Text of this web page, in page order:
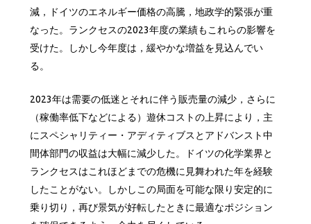
減，ドイツのエネルギー価格の高騰，地政学的緊張が重
なった。ランクセスの2023年度の業績もこれらの影響を
受けた。しかし今年度は，緩やかな増益を見込んでい
る。
2023年は需要の低迷とそれに伴う販売量の減少，さらに
（稼働率低下などによる）遊休コストの上昇により，主
にスペシャリティー・アディティブスとアドバンスト中
間体部門の収益は大幅に減少した。ドイツの化学業界と
ランクセスはこれほどまでの危機に見舞われた年を経験
したことがない。しかしこの局面を可能な限り安定的に
乗り切り，再び景気が好転したときに最適なポジション